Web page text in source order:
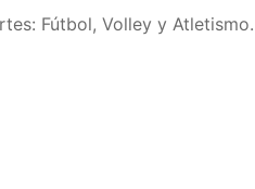
Fútbol, Volley y Atletismo.